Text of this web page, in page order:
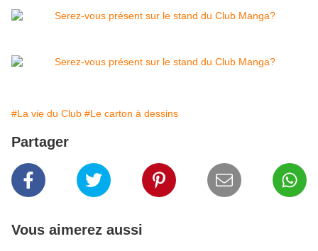
#La vie du Club #Le carton à dessins
Partager
Vous aimerez aussi